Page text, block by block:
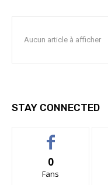
Aucun article à afficher
STAY CONNECTED
0
Fans